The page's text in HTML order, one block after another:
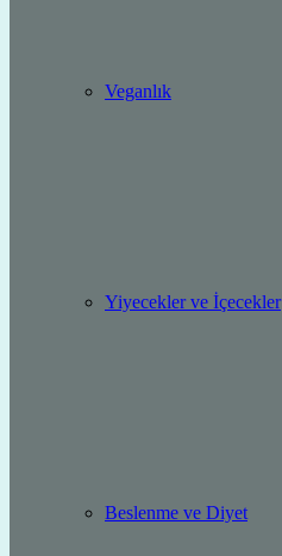
Veganlık
Yiyecekler ve İçecekler
Beslenme ve Diyet